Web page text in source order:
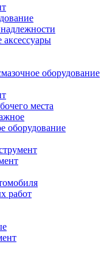
оборудование
места
оборудование
работ